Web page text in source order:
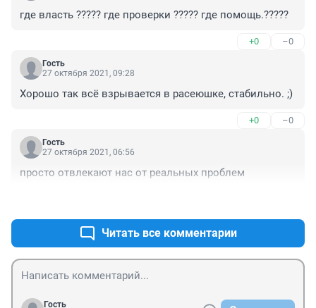
где власть ????? где проверки ????? где помощь.?????
+0 –0
Гость
27 октября 2021, 09:28
Хорошо так всё взрывается в расеюшке, стабильно. ;)
+0 –0
Гость
27 октября 2021, 06:56
просто отвлекают нас от реальных проблем
Читать все комментарии
Гость